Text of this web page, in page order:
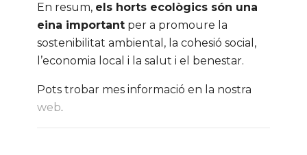
En resum, els horts ecològics són una
eina important per a promoure la
sostenibilitat ambiental, la cohesió social,
l’economia local i la salut i el benestar.
Pots trobar mes informació en la nostra
web.